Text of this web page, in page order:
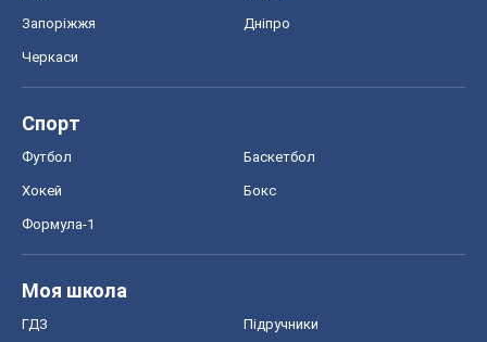
Запоріжжя Дніпро
Черкаси
Спорт
Футбол Баскетбол
Хокей Бокс
Формула-1
Моя школа
ГДЗ Підручники